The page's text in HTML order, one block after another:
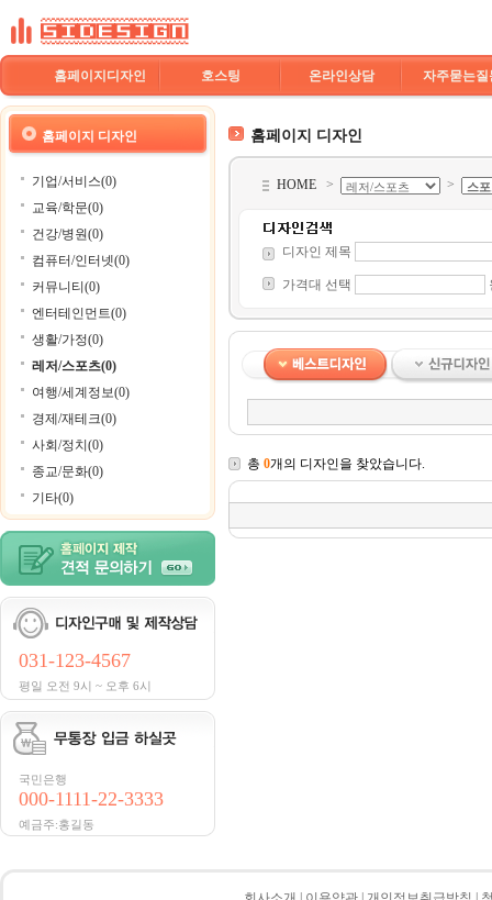
홈페이지디자인 호스팅 온라인상담 자주묻는질
홈페이지 디자인
기업/서비스(0)
교육/학문(0)
건강/병원(0)
컴퓨터/인터넷(0)
커뮤니티(0)
엔터테인먼트(0)
생활/가정(0)
레저/스포츠(0)
여행/세계정보(0)
경제/재테크(0)
사회/정치(0)
종교/문화(0)
기타(0)
031-123-4567
평일 오전 9시 ~ 오후 6시
국민은행
000-1111-22-3333
예금주:홍길동
홈페이지 디자인
HOME > >
디자인 제목
가격대 선택
총 0개의 디자인을 찾았습니다.